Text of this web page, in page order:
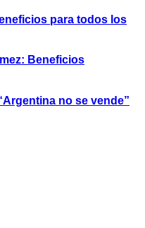
para todos los
Beneficios
no se vende”